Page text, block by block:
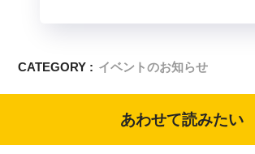
CATEGORY : イベントのお知らせ
あわせて読みたい